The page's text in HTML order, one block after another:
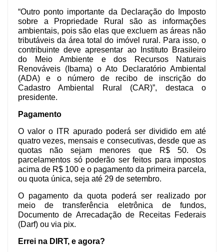
“Outro ponto importante da Declaração do Imposto
sobre a Propriedade Rural são as informações
ambientais, pois são elas que excluem as áreas não
tributáveis da área total do imóvel rural. Para isso, o
contribuinte deve apresentar ao Instituto Brasileiro
do Meio Ambiente e dos Recursos Naturais
Renováveis (Ibama) o Ato Declaratório Ambiental
(ADA) e o número de recibo de inscrição do
Cadastro Ambiental Rural (CAR)”, destaca o
presidente.
Pagamento
O valor o ITR apurado poderá ser dividido em até
quatro vezes, mensais e consecutivas, desde que as
quotas não sejam menores que R$ 50. Os
parcelamentos só poderão ser feitos para impostos
acima de R$ 100 e o pagamento da primeira parcela,
ou quota única, seja até 29 de setembro.
O pagamento da quota poderá ser realizado por
meio de transferência eletrônica de fundos,
Documento de Arrecadação de Receitas Federais
(Darf) ou via pix.
Errei na DIRT, e agora?